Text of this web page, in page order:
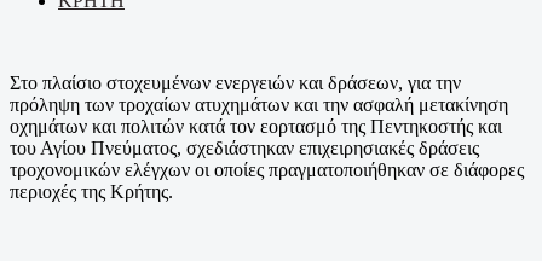
Στο πλαίσιο στοχευμένων ενεργειών και δράσεων, για την
πρόληψη των τροχαίων ατυχημάτων και την ασφαλή μετακίνηση
οχημάτων και πολιτών κατά τον εορτασμό της Πεντηκοστής και
του Αγίου Πνεύματος, σχεδιάστηκαν επιχειρησιακές δράσεις
τροχονομικών ελέγχων οι οποίες πραγματοποιήθηκαν σε διάφορες
περιοχές της Κρήτης.